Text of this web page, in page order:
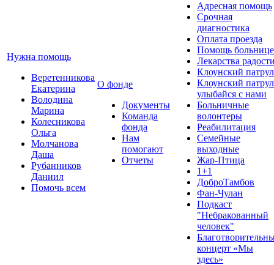
Нужна помощь
Веретенникова
Екатерина
Володина
Марина
Колесникова
Ольга
Молчанова
Даша
Рубанников
Даниил
Помочь всем
О фонде
Документы
Команда
фонда
Нам
помогают
Отчеты
Адресная помощь
Срочная
диагностика
Оплата проезда
Помощь больнице
Лекарства
Клоунский
Клоунский
улыбайся с нами
Больничные
волонтеры
Реабилитация
Семейные
выходные
Жар-Птица
1+1
ДоброТамбов
Фан-Чулан
Подкаст
"Небракованный
человек"
концерт «Мы
здесь»